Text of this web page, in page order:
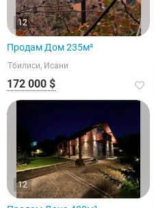
12
Продам Дом 235м²
Тбилиси, Исани
172 000 $
12